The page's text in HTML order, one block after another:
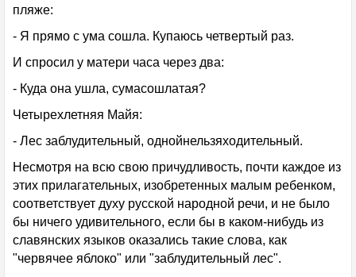
пляже:
- Я прямо с ума сошла. Купаюсь четвертый раз.
И спросил у матери часа через два:
- Куда она ушла, сумасошлатая?
Четырехлетняя Майя:
- Лес заблудительный, однойнельзяходительный.
Несмотря на всю свою причудливость, почти каждое из
этих прилагательных, изобретенных малым ребенком,
соответствует духу русской народной речи, и не было
бы ничего удивительного, если бы в каком-нибудь из
славянских языков оказались такие слова, как
"червячее яблоко" или "заблудительный лес".